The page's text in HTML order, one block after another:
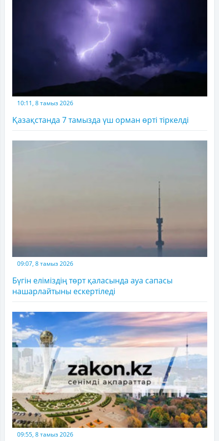
10:11, 8 тамыз 2026
Қазақстанда 7 тамызда үш орман өрті тіркелді
09:07, 8 тамыз 2026
Бүгін еліміздің төрт қаласында ауа сапасы
нашарлайтыны ескертіледі
09:55, 8 тамыз 2026